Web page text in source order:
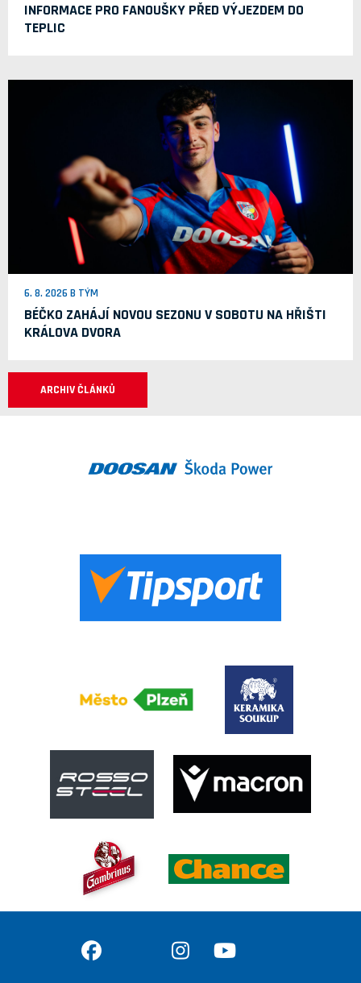
INFORMACE PRO FANOUŠKY PŘED VÝJEZDEM DO
TEPLIC
6. 8. 2026 B TÝM
BÉČKO ZAHÁJÍ NOVOU SEZONU V SOBOTU NA HŘIŠTI
KRÁLOVA DVORA
ARCHIV ČLÁNKŮ